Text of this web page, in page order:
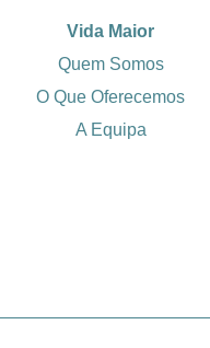
Vida Maior
Quem Somos
O Que Oferecemos
A Equipa